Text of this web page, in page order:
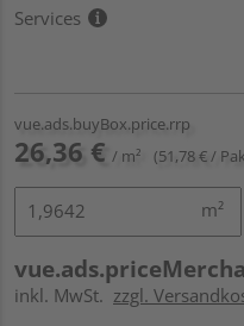
Services
vue.ads.buyBox.price.rrp
26,36 € / m² (51,78 € /
m²
inkl. MwSt. zzgl.